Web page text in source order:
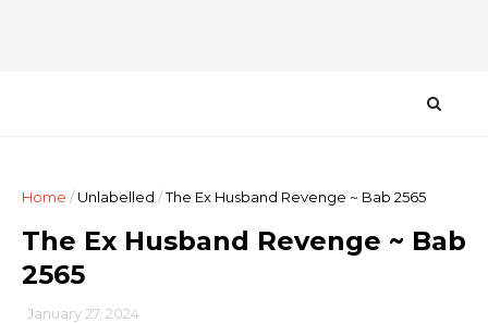
Home /Unlabelled /The Ex Husband Revenge ~ Bab 2565
The Ex Husband Revenge ~ Bab
2565
January 27, 2024